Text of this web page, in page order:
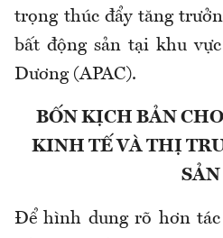
trọng thúc đẩy tăng
bất động sản tại khu
Dương (APAC).
BỐN KỊCH BẢN
KINH TẾ VÀ THỊ
SẢN
Để hình dung rõ hơn